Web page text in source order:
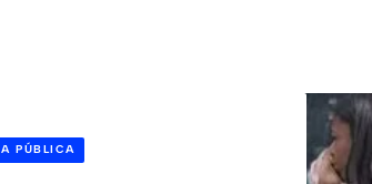
PÚBLICA